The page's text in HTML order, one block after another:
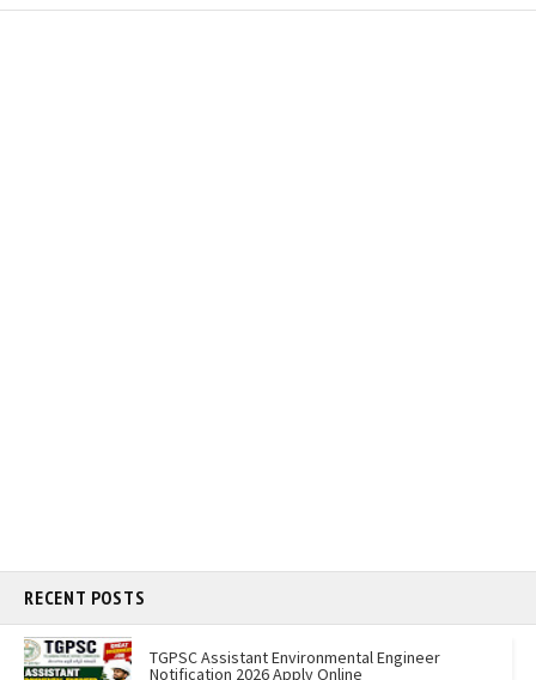
RECENT POSTS
TGPSC Assistant Environmental Engineer
Notification 2026 Apply Online